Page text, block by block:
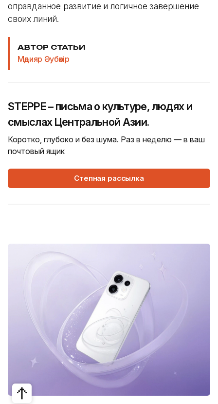
оправданное развитие и логичное завершение
своих линий.
АВТОР СТАТЬИ
Мәдияр Әубәкір
STEPPE – письма о культуре, людях и
смыслах Центральной Азии.
Коротко, глубоко и без шума. Раз в неделю — в ваш
почтовый ящик
Степная рассылка